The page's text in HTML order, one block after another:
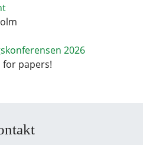
2026
for papers!